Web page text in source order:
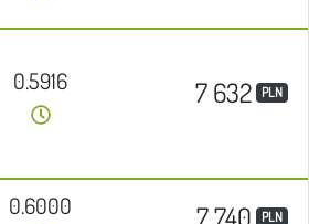
0.5916 7 632 PLN
0.6000 7 740 PLN